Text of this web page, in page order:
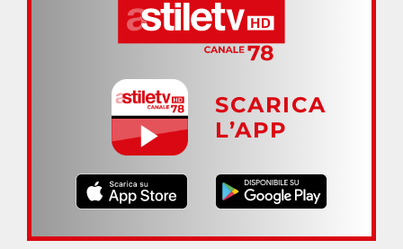
SCARICA
L’APP